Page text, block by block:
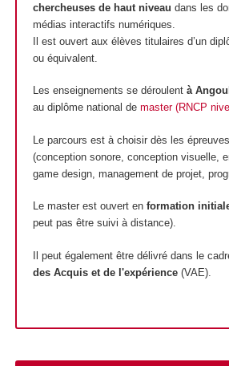
chercheuses de haut niveau dans les
médias interactifs numériques.
Il est ouvert aux élèves titulaires d’un
ou équivalent.
Les enseignements se déroulent à
au diplôme national de master (RNCP
Le parcours est à choisir dès les
(conception sonore, conception visuelle,
game design, management de projet,
Le master est ouvert en formation
peut pas être suivi à distance).
Il peut également être délivré dans le
des Acquis et de l'expérience(VAE).